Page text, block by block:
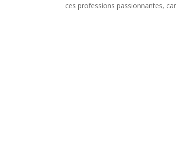
ces professions passionnantes,